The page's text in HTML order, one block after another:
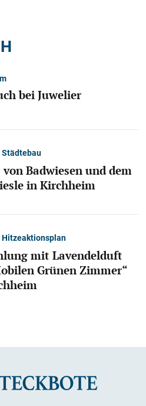
bei Juwelier
Städtebau
von Badwiesen und dem
in Kirchheim
Hitzeaktionsplan
mit Lavendelduft
Grünen Zimmer“